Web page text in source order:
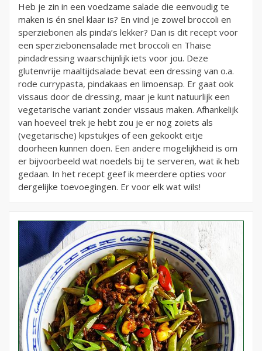
Heb je zin in een voedzame salade die eenvoudig te
maken is én snel klaar is? En vind je zowel broccoli en
sperziebonen als pinda’s lekker? Dan is dit recept voor
een sperziebonensalade met broccoli en Thaise
pindadressing waarschijnlijk iets voor jou. Deze
glutenvrije maaltijdsalade bevat een dressing van o.a.
rode currypasta, pindakaas en limoensap. Er gaat ook
vissaus door de dressing, maar je kunt natuurlijk een
vegetarische variant zonder vissaus maken. Afhankelijk
van hoeveel trek je hebt zou je er nog zoiets als
(vegetarische) kipstukjes of een gekookt eitje
doorheen kunnen doen. Een andere mogelijkheid is om
er bijvoorbeeld wat noedels bij te serveren, wat ik heb
gedaan. In het recept geef ik meerdere opties voor
dergelijke toevoegingen. Er voor elk wat wils!